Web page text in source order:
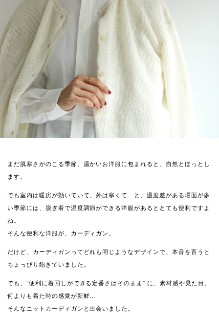
まだ肌寒さがのこる季節。温かいお洋服に包まれると、自然とほっとし
ます。
でも室内は暖房が効いていて、外は寒くて…と、温度差がある場面が多
い季節には、脱ぎ着で温度調節ができる洋服があるととても便利ですよ
ね。
そんな便利な洋服が、カーディガン。
だけど、カーディガンってどれも同じようなデザインで、本音を言うと
ちょっぴり飽きていました。
でも、”便利に着回しができる定番さはそのまま” に、素材感や見た目、
何よりも着た時の感覚が新鮮…
そんなニットカーディガンと出会いました。